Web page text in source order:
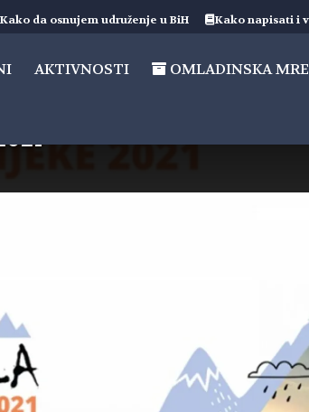
Kako da osnujem udruženje u BiH Kako napisati i
AKTIVNOSTI OMLADINSKA